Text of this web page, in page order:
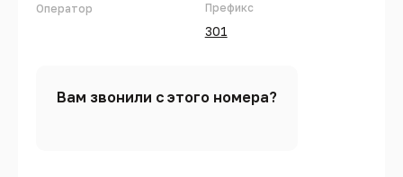
Оператор Префикс
301
Вам звонили с этого номера?